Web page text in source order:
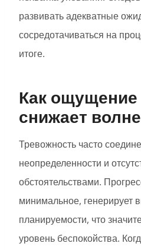
развивать адекватные
сосредотачиваться на
итоге.
Как ощущение
снижает
Тревожность часто
неопределенности и
обстоятельствами.
минимальное, генерирует
планируемости, что
уровень беспокойства.